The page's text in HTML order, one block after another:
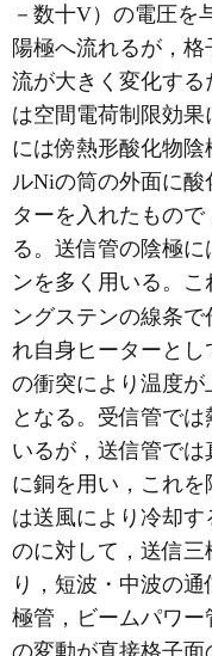
－数十V）の電圧を
陽極へ流れるが，
流が大きく変化す
は空間電荷制限効
には傍熱形酸化物
ルNiの筒の外面に
ターを入れたもの
る。送信管の陰極
ンを多く用いる。
ングステンの線条
れ自身ヒーターと
の衝突により温度
となる。受信管で
いるが，送信管で
に銅を用い，これ
は送風により冷却
のに対して，送信三
り，短波・中波の
極管，ビームパワ